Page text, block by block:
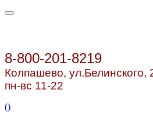
8-800-201-8219
Колпашево, ул.Белинского,
пн-вс 11-22
()